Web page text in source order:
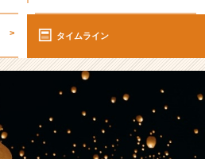
> タイムライン